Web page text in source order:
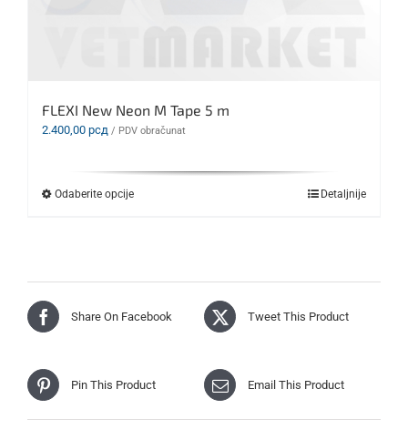
FLEXI New Neon M Tape 5 m
2.400,00 рсд / PDV obračunat
Odaberite opcijeOvaj
Opcije
biti
proizvoda.
Detaljnije
Share On Facebook Tweet This Product
Pin This Product Email This Product